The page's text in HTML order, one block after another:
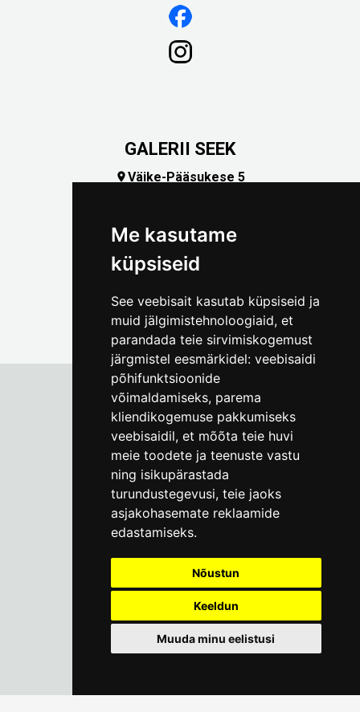
Me kasutame
küpsiseid
See veebisait kasutab küpsiseid ja
muid jälgimistehnoloogiaid, et
parandada teie sirvimiskogemust
järgmistel eesmärkidel: veebisaidi
põhifunktsioonide
võimaldamiseks, parema
kliendikogemuse pakkumiseks
veebisaidil, et mõõta teie huvi
meie toodete ja teenuste vastu
ning isikupärastada
turundustegevusi, teie jaoks
asjakohasemate reklaamide
edastamiseks.
Nõustun
Keeldun
Muuda minu eelistusi
GALERII SEEK
Väike-Pääsukese 5
Tallinna Linnamuuseum
Vene 17
E-R kell 9-17(+372) 610 4178
info@linnamuuseum.ee
Küpsisepoliitika